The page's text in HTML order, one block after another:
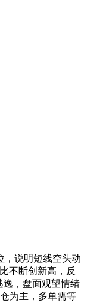
，说明短线空头动
不断创新高，反
逸，盘面观望情绪
为主，多单需等